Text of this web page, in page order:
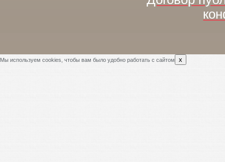
Мы используем cookies, чтобы вам было удобно работать с сайтом x